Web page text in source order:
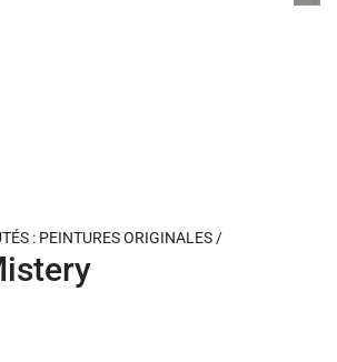
: PEINTURES ORIGINALES /